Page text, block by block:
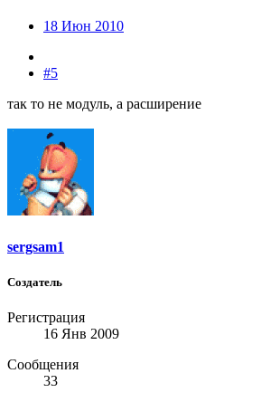
18 Июн 2010
#5
так то не модуль, а расширение
sergsam1
Создатель
Регистрация
16 Янв 2009
Сообщения
33